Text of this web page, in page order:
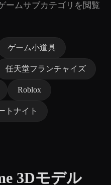
ームサブカテゴリを閲覧
ゲーム小道具
任天堂フランチャイズ
Roblox
トナイト
3Dモデル